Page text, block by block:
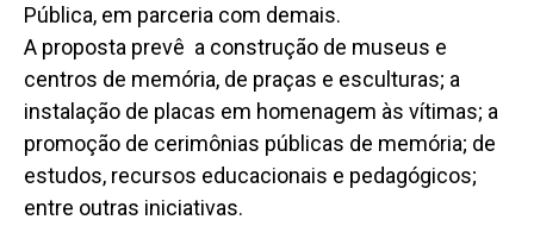
Pública, em parceria com demais.
A proposta prevê a construção de museus e
centros de memória, de praças e esculturas; a
instalação de placas em homenagem às vítimas; a
promoção de cerimônias públicas de memória; de
estudos, recursos educacionais e pedagógicos;
entre outras iniciativas.